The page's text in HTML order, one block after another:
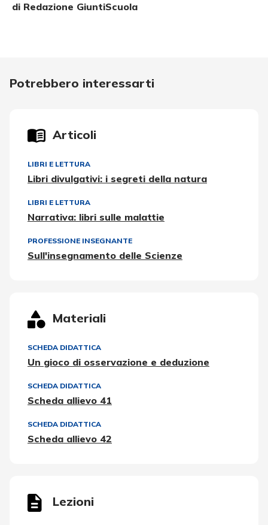
di Redazione GiuntiScuola
Potrebbero interessarti
Articoli
LIBRI E LETTURA
Libri divulgativi: i segreti della natura
LIBRI E LETTURA
Narrativa: libri sulle malattie
PROFESSIONE INSEGNANTE
Sull'insegnamento delle Scienze
Materiali
SCHEDA DIDATTICA
Un gioco di osservazione e deduzione
SCHEDA DIDATTICA
Scheda allievo 41
SCHEDA DIDATTICA
Scheda allievo 42
Lezioni